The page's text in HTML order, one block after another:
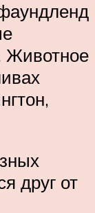
Животное
друг от